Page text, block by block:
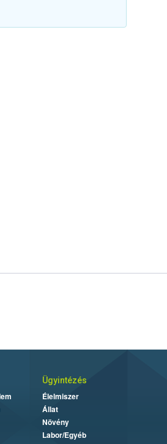
Ügyintézés
Élelmiszer
Állat
Növény
Labor/Egyéb